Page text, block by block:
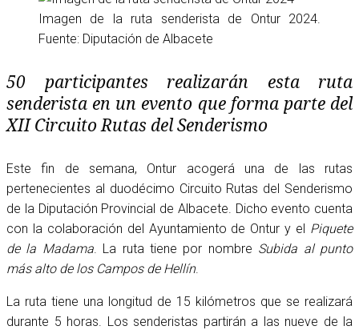
Imagen de la ruta senderista de Ontur 2024.
Fuente: Diputación de Albacete
50 participantes realizarán esta ruta
senderista en un evento que forma parte del
XII Circuito Rutas del Senderismo
Este fin de semana, Ontur acogerá una de las rutas
pertenecientes al duodécimo Circuito Rutas del Senderismo
de la Diputación Provincial de Albacete. Dicho evento cuenta
con la colaboración del Ayuntamiento de Ontur y el Piquete
de la Madama. La ruta tiene por nombre Subida al punto
más alto de los Campos de Hellín.
La ruta tiene una longitud de 15 kilómetros que se realizará
durante 5 horas. Los senderistas partirán a las nueve de la